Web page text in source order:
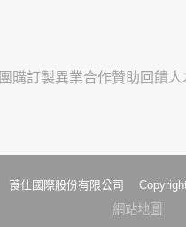
團購訂製異業合作贊助回饋
莨仕國際股份有限公司
網站地圖